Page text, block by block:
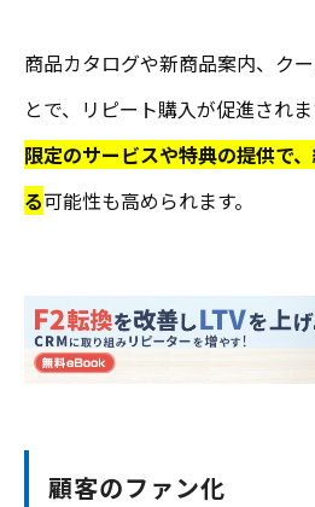
商品カタログや新商品案内、ク
とで、リピート購入が促進され
限定のサービスや特典の提供で
る可能性も高められます。
顧客のファン化